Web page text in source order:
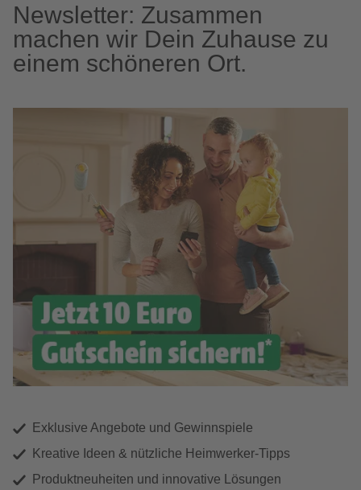
Newsletter: Zusammen
machen wir Dein Zuhause zu
einem schöneren Ort.
Exklusive Angebote und Gewinnspiele
Kreative Ideen & nützliche Heimwerker-Tipps
Produktneuheiten und innovative Lösungen